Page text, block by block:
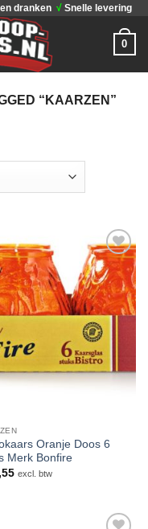
dranken √ Snelle levering
0
“KAARZEN”
Toevoegen
aan
verlanglijst
Oranje Doos 6
Merk Bonfire
excl. btw